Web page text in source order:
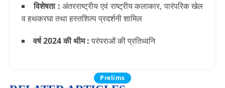
विशेषता : अंतरराष्ट्रीय एवं राष्ट्रीय कलाकार, पारंपरिक खेल
व हथकरघा तथा हस्तशिल्प प्रदर्शनी शामिल
वर्ष 2024 की थीम : परंपराओं की प्रतिध्वनि
Prelims